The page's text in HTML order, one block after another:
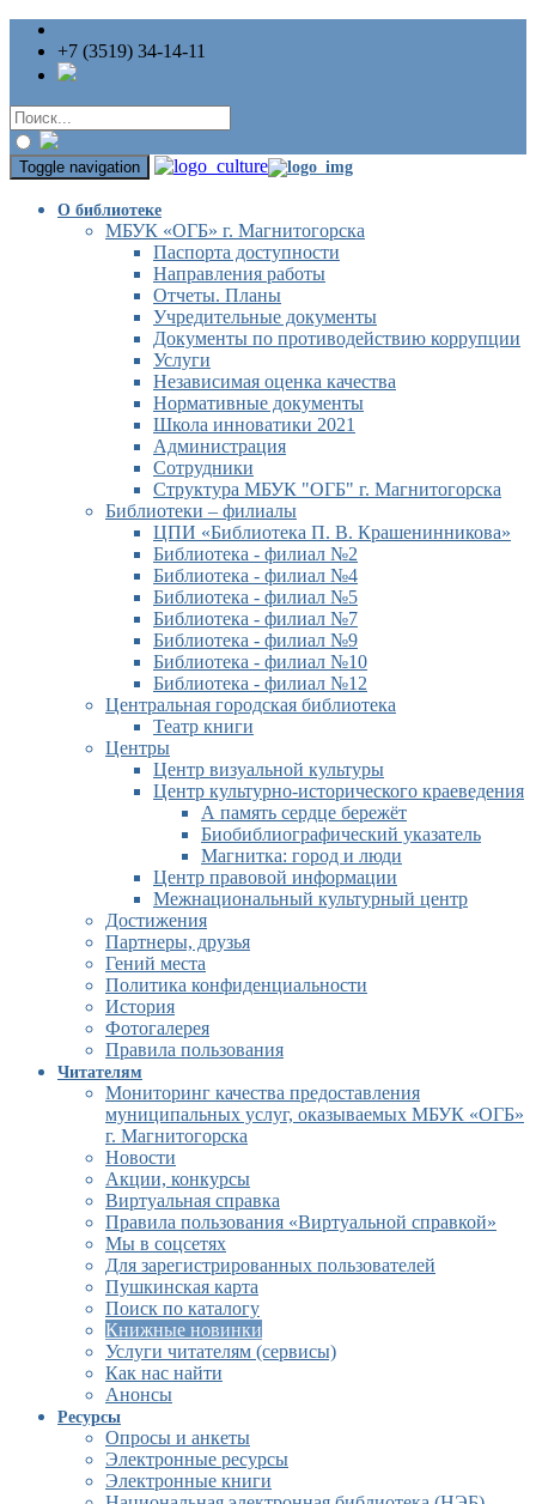
+7 (3519) 34-14-11
Toggle navigation
О библиотеке
МБУК «ОГБ» г. Магнитогорска
Паспорта доступности
Направления работы
Отчеты. Планы
Учредительные документы
Документы по противодействию коррупции
Услуги
Независимая оценка качества
Нормативные документы
Школа инноватики 2021
Администрация
Сотрудники
Структура МБУК "ОГБ" г. Магнитогорска
Библиотеки – филиалы
ЦПИ «Библиотека П. В. Крашенинникова»
Библиотека - филиал №2
Библиотека - филиал №4
Библиотека - филиал №5
Библиотека - филиал №7
Библиотека - филиал №9
Библиотека - филиал №10
Библиотека - филиал №12
Центральная городская библиотека
Театр книги
Центры
Центр визуальной культуры
Центр культурно-исторического краеведения
А память сердце бережёт
Биобиблиографический указатель
Магнитка: город и люди
Центр правовой информации
Межнациональный культурный центр
Достижения
Партнеры, друзья
Гений места
Политика конфиденциальности
История
Фотогалерея
Правила пользования
Читателям
Мониторинг качества предоставления
муниципальных услуг, оказываемых МБУК «ОГБ»
г. Магнитогорска
Новости
Акции, конкурсы
Виртуальная справка
Правила пользования «Виртуальной справкой»
Мы в соцсетях
Для зарегистрированных пользователей
Пушкинская карта
Поиск по каталогу
Книжные новинки
Услуги читателям (сервисы)
Как нас найти
Анонсы
Ресурсы
Опросы и анкеты
Электронные ресурсы
Электронные книги